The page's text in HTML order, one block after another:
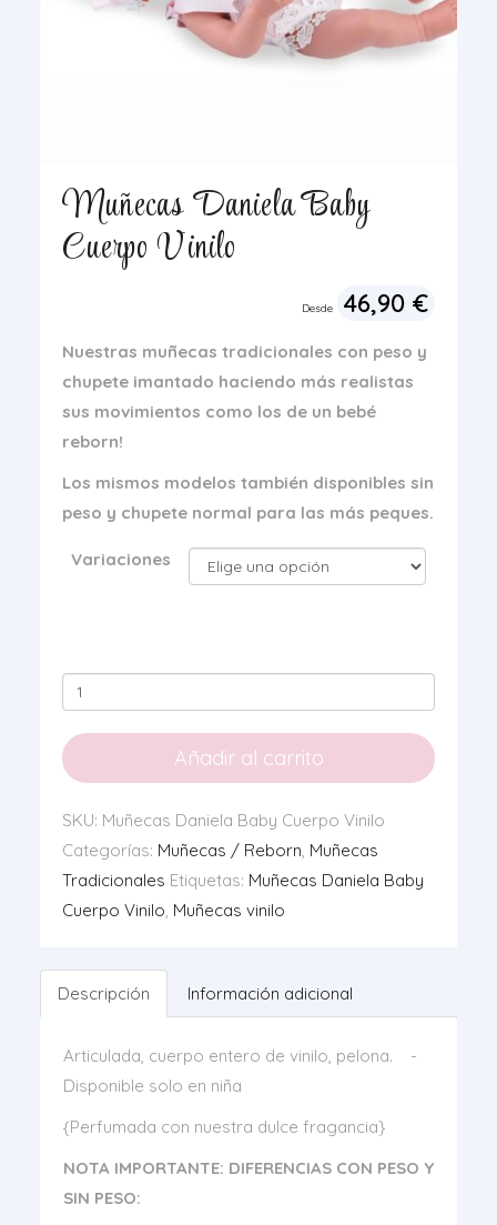
Muñecas Daniela Baby
Cuerpo Vinilo
Desde 46,90 €
Nuestras muñecas tradicionales con peso y
chupete imantado haciendo más realistas
sus movimientos como los de un bebé
reborn!
Los mismos modelos también disponibles sin
peso y chupete normal para las más peques.
Variaciones
Muñecas
Daniela
Baby
Cuerpo
Añadir al carrito
SKU: Muñecas Daniela Baby Cuerpo Vinilo
Categorías: Muñecas / Reborn, Muñecas
Tradicionales Etiquetas: Muñecas Daniela Baby
Cuerpo Vinilo, Muñecas vinilo
Descripción Información adicional
Articulada, cuerpo entero de vinilo, pelona. -
Disponible solo en niña
{Perfumada con nuestra dulce fragancia}
NOTA IMPORTANTE: DIFERENCIAS CON PESO Y
SIN PESO: